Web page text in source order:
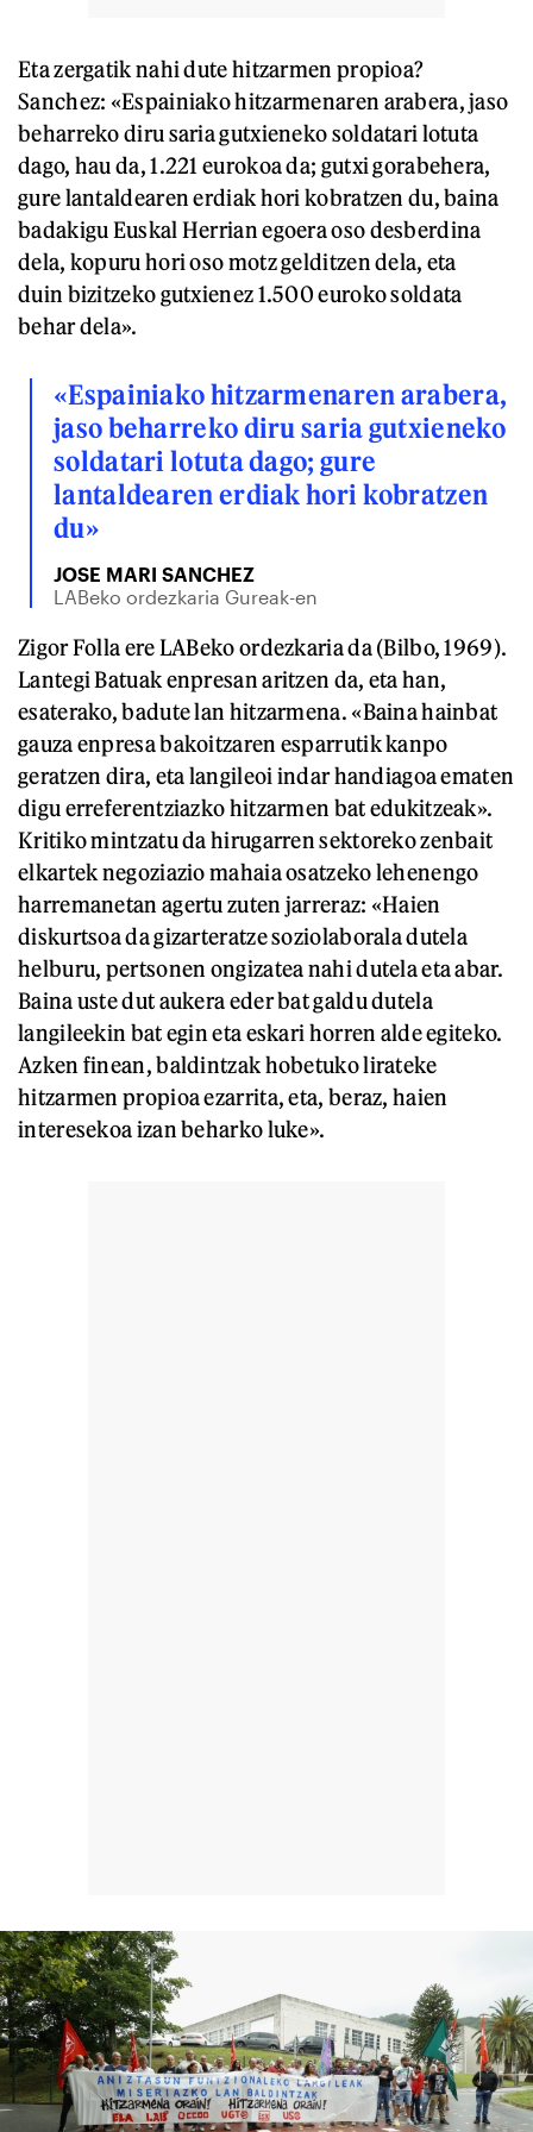
Eta zergatik nahi dute hitzarmen propioa?
Sanchez: «Espainiako hitzarmenaren arabera, jaso
beharreko diru saria gutxieneko soldatari lotuta
dago, hau da, 1.221 eurokoa da; gutxi gorabehera,
gure lantaldearen erdiak hori kobratzen du, baina
badakigu Euskal Herrian egoera oso desberdina
dela, kopuru hori oso motz gelditzen dela, eta
duin bizitzeko gutxienez 1.500 euroko soldata
behar dela».
«Espainiako hitzarmenaren arabera,
jaso beharreko diru saria gutxieneko
soldatari lotuta dago; gure
lantaldearen erdiak hori kobratzen
du»
JOSE MARI SANCHEZ
LABeko ordezkaria Gureak-en
Zigor Folla ere LABeko ordezkaria da (Bilbo, 1969).
Lantegi Batuak enpresan aritzen da, eta han,
esaterako, badute lan hitzarmena. «Baina hainbat
gauza enpresa bakoitzaren esparrutik kanpo
geratzen dira, eta langileoi indar handiagoa ematen
digu erreferentziazko hitzarmen bat edukitzeak».
Kritiko mintzatu da hirugarren sektoreko zenbait
elkartek negoziazio mahaia osatzeko lehenengo
harremanetan agertu zuten jarreraz: «Haien
diskurtsoa da gizarteratze soziolaborala dutela
helburu, pertsonen ongizatea nahi dutela eta abar.
Baina uste dut aukera eder bat galdu dutela
langileekin bat egin eta eskari horren alde egiteko.
Azken finean, baldintzak hobetuko lirateke
hitzarmen propioa ezarrita, eta, beraz, haien
interesekoa izan beharko luke».